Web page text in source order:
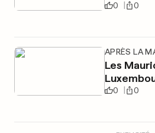
0 0
APRÈS LA
Les
0 0